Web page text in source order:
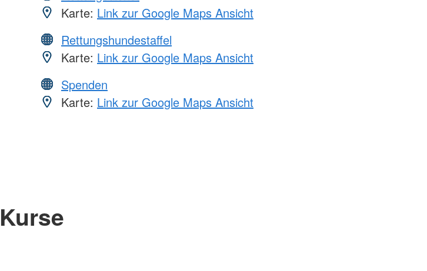
Karte: Link zur Google Maps Ansicht
Rettungshundestaffel
Karte: Link zur Google Maps Ansicht
Spenden
Karte: Link zur Google Maps Ansicht
Kurse